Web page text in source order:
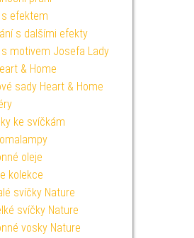
s efektem
s dalšími efekty
s motivem Josefa Lady
& Home
sady Heart & Home
ke svíčkám
oleje
kolekce
svíčky Nature
svíčky Nature
vosky Nature